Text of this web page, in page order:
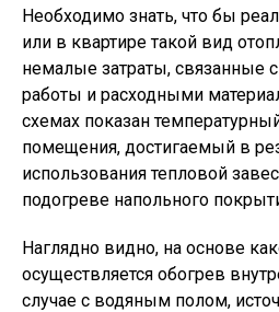
Необходимо знать, что бы
или в квартире такой вид
немалые затраты,
работы и расходными
схемах показан
помещения, достигаемый в
использования тепловой
подогреве напольного
Наглядно видно, на основе
осуществляется обогрев
случае с водяным полом,